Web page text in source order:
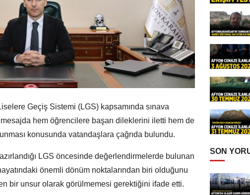
Geçiş Sistemi (LGS) kapsamında sınava
hem öğrencilere başarı dileklerini iletti hem de
konusunda vatandaşlara çağrıda bulundu.
LGS öncesinde değerlendirmelerde bulunan
önemli dönüm noktalarından biri olduğunu
bir unsur olarak görülmemesi gerektiğini ifade etti.
SON